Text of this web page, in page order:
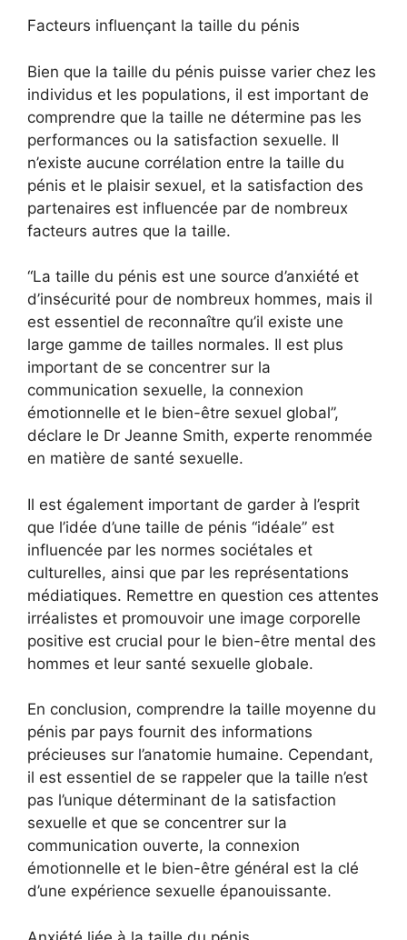
Facteurs influençant la taille du pénis
Bien que la taille du pénis puisse varier chez les
individus et les populations, il est important de
comprendre que la taille ne détermine pas les
performances ou la satisfaction sexuelle. Il
n’existe aucune corrélation entre la taille du
pénis et le plaisir sexuel, et la satisfaction des
partenaires est influencée par de nombreux
facteurs autres que la taille.
“La taille du pénis est une source d’anxiété et
d’insécurité pour de nombreux hommes, mais il
est essentiel de reconnaître qu’il existe une
large gamme de tailles normales. Il est plus
important de se concentrer sur la
communication sexuelle, la connexion
émotionnelle et le bien-être sexuel global”,
déclare le Dr Jeanne Smith, experte renommée
en matière de santé sexuelle.
Il est également important de garder à l’esprit
que l’idée d’une taille de pénis “idéale” est
influencée par les normes sociétales et
culturelles, ainsi que par les représentations
médiatiques. Remettre en question ces attentes
irréalistes et promouvoir une image corporelle
positive est crucial pour le bien-être mental des
hommes et leur santé sexuelle globale.
En conclusion, comprendre la taille moyenne du
pénis par pays fournit des informations
précieuses sur l’anatomie humaine. Cependant,
il est essentiel de se rappeler que la taille n’est
pas l’unique déterminant de la satisfaction
sexuelle et que se concentrer sur la
communication ouverte, la connexion
émotionnelle et le bien-être général est la clé
d’une expérience sexuelle épanouissante.